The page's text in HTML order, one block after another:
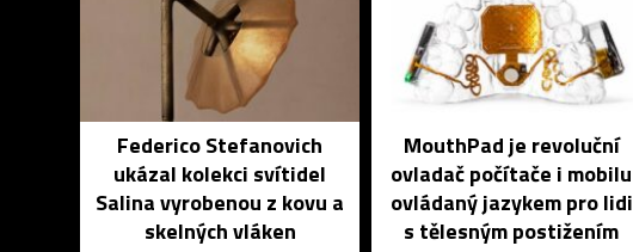
Federico Stefanovich
ukázal kolekci svítidel
Salina vyrobenou z kovu a
skelných vláken
MouthPad je revoluční
ovladač počítače i mobilu
ovládaný jazykem pro lidi
s tělesným postižením